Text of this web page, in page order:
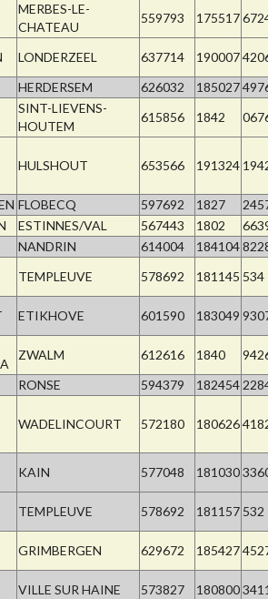
MERBES-LE-
CHATEAU
559793 175517
LONDERZEEL 637714 190007
HERDERSEM 626032 185027
SINT-LIEVENS-
HOUTEM
615856 1842
HULSHOUT 653566 191324
FLOBECQ 597692 1827
ESTINNES/VAL 567443 1802
NANDRIN 614004 184104
TEMPLEUVE 578692 181145 534
ETIKHOVE 601590 183049
ZWALM 612616 1840
RONSE 594379 182454
WADELINCOURT 572180 180626
KAIN 577048 181030
TEMPLEUVE 578692 181157 532
GRIMBERGEN 629672 185427
VILLE SUR HAINE 573827 180800